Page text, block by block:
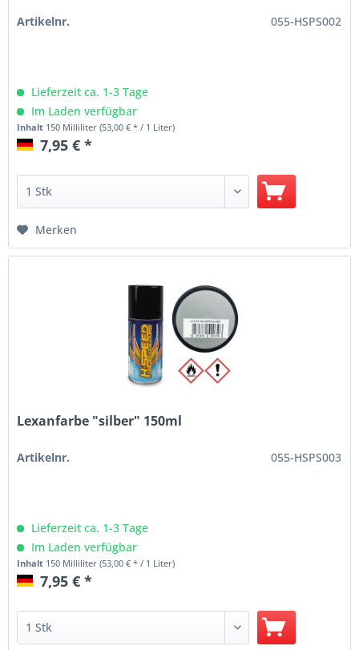
Artikelnr. 055-HSPS002
Lieferzeit ca. 1-3 Tage
Im Laden verfügbar
Inhalt 150 Milliliter(53,00 € * / 1 Liter)
7,95 € *
Merken
Lexanfarbe "silber" 150ml
Artikelnr. 055-HSPS003
Lieferzeit ca. 1-3 Tage
Im Laden verfügbar
Inhalt 150 Milliliter(53,00 € * / 1 Liter)
7,95 € *